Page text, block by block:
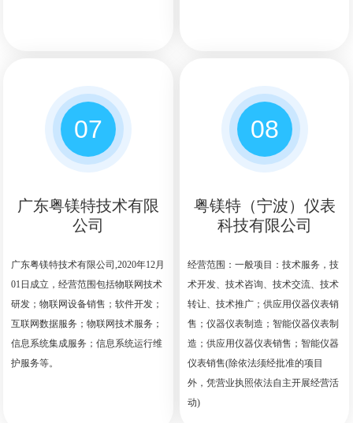
07
广东粤镁特技术有限
公司
广东粤镁特技术有限公司,2020年12月
01日成立，经营范围包括物联网技术
研发；物联网设备销售；软件开发；
互联网数据服务；物联网技术服务；
信息系统集成服务；信息系统运行维
护服务等。
08
粤镁特（宁波）仪表
科技有限公司
经营范围：一般项目：技术服务，技
术开发、技术咨询、技术交流、技术
转让、技术推广；供应用仪器仪表销
售；仪器仪表制造；智能仪器仪表制
造；供应用仪器仪表销售；智能仪器
仪表销售(除依法须经批准的项目
外，凭营业执照依法自主开展经营活
动)